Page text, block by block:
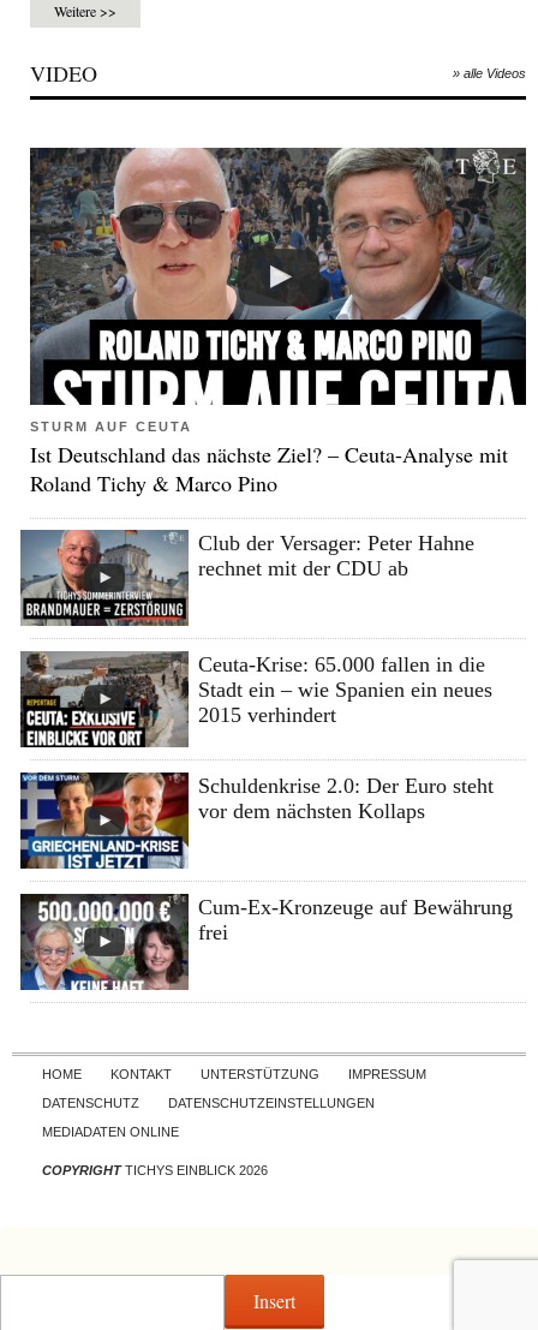
Weitere >>
VIDEO » alle Videos
STURM AUF CEUTA
Ist Deutschland das nächste Ziel? – Ceuta-Analyse mit
Roland Tichy & Marco Pino
Club der Versager: Peter Hahne
rechnet mit der CDU ab
Ceuta-Krise: 65.000 fallen in die
Stadt ein – wie Spanien ein neues
2015 verhindert
Schuldenkrise 2.0: Der Euro steht
vor dem nächsten Kollaps
Cum-Ex-Kronzeuge auf Bewährung
frei
Skip to content
HOME KONTAKT UNTERSTÜTZUNG
IMPRESSUM
DATENSCHUTZ
DATENSCHUTZEINSTELLUNGEN
MEDIADATEN ONLINE
COPYRIGHTTICHYS EINBLICK 2026
Insert